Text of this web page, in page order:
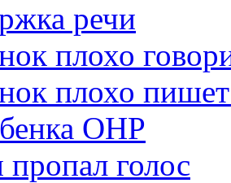
речи
плохо
плохо
ОНР
пропал голос